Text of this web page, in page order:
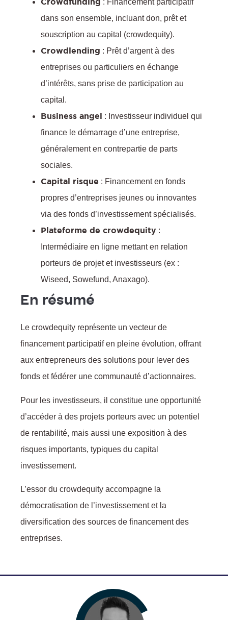
: Financement participatif
dans son ensemble, incluant don, prêt et
souscription au capital (crowdequity).
Crowdlending : Prêt d’argent à des
entreprises ou particuliers en échange
d’intérêts, sans prise de participation au
capital.
Business angel : Investisseur individuel qui
finance le démarrage d’une entreprise,
généralement en contrepartie de parts
sociales.
Capital risque : Financement en fonds
propres d’entreprises jeunes ou innovantes
via des fonds d’investissement spécialisés.
Plateforme de crowdequity :
Intermédiaire en ligne mettant en relation
porteurs de projet et investisseurs (ex :
Wiseed, Sowefund, Anaxago).
En résumé
Le crowdequity représente un vecteur de
financement participatif en pleine évolution, offrant
aux entrepreneurs des solutions pour lever des
fonds et fédérer une communauté d’actionnaires.
Pour les investisseurs, il constitue une opportunité
d’accéder à des projets porteurs avec un potentiel
de rentabilité, mais aussi une exposition à des
risques importants, typiques du capital
investissement.
L’essor du crowdequity accompagne la
démocratisation de l’investissement et la
diversification des sources de financement des
entreprises.